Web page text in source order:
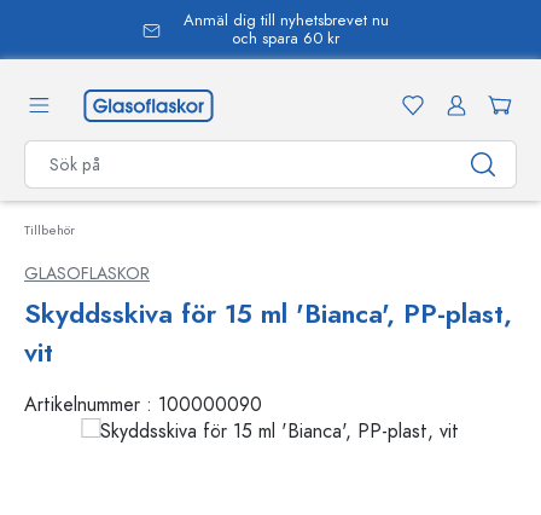
Anmäl dig till nyhetsbrevet nu
och spara 60 kr
Tillbehör
GLASOFLASKOR
Skyddsskiva för 15 ml 'Bianca', PP-plast,
vit
Artikelnummer : 100000090